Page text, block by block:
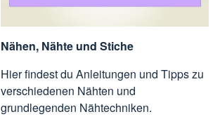
Nähen, Nähte und Stiche
Hier findest du Anleitungen und Tipps zu
verschiedenen Nähten und
grundlegenden Nähtechniken.